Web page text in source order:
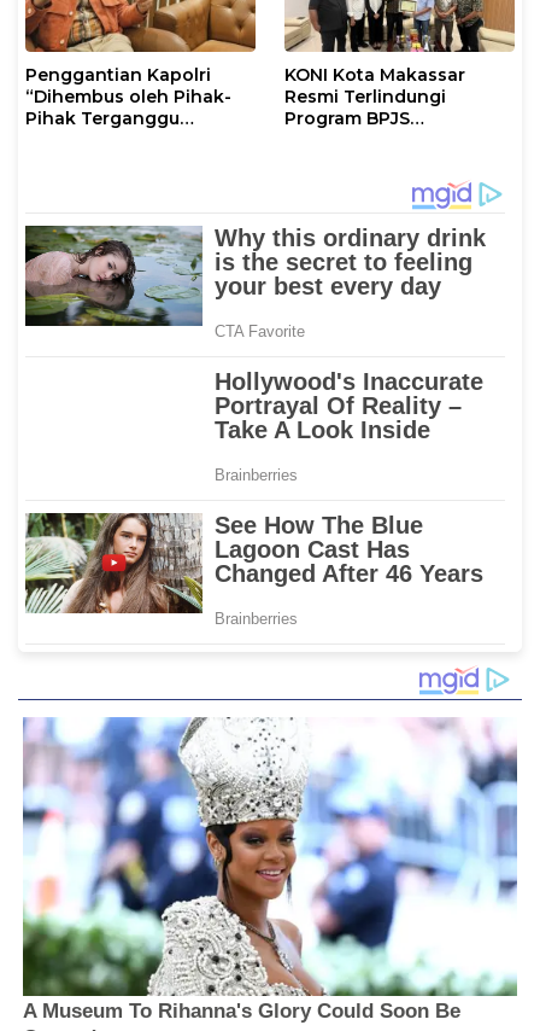
Penggantian Kapolri
“Dihembus oleh Pihak-
Pihak Terganggu
KONI Kota Makassar
Resmi Terlindungi
Program BPJS